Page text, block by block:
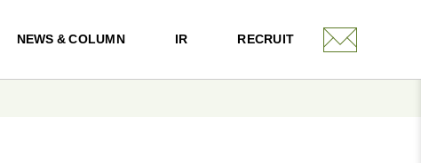
NEWS & COLUMN IR RECRUIT